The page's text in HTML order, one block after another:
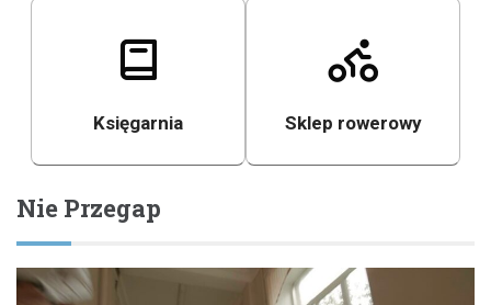
Księgarnia Sklep rowerowy
Nie Przegap